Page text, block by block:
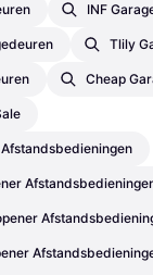
INF
Tlily
Cheap